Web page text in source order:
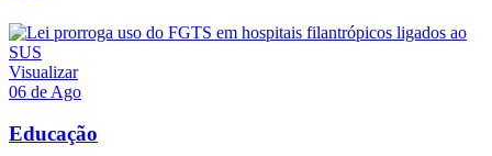
Visualizar
06 de Ago
Educação